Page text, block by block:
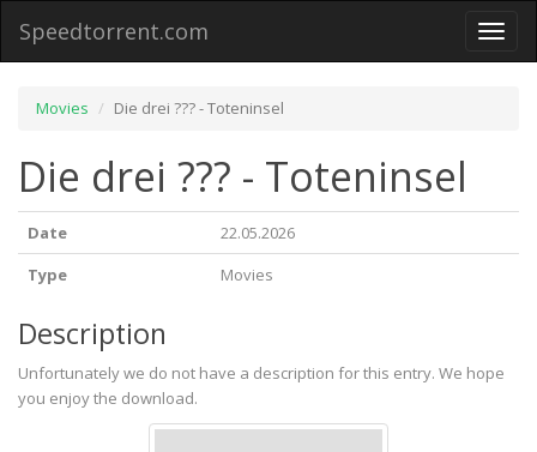
Toggle
Speedtorrent.com
Movies Die drei ??? - Toteninsel
Die drei ??? - Toteninsel
Date
22.05.2026
Type
Movies
Description
Unfortunately we do not have a description for this entry. We hope
you enjoy the download.